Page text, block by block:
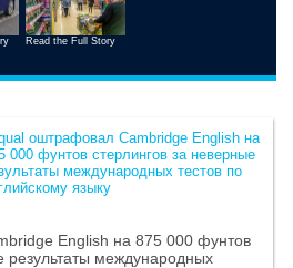
Read the Full Story
оштрафовал Cambridge English на
000 фунтов стерлингов за неверные
международных тестов по
языку
English на 875 000 фунтов
результаты международных